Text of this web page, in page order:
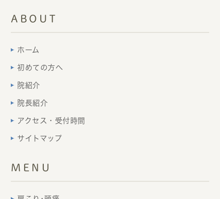
ABOUT
ホーム
初めての方へ
院紹介
院長紹介
アクセス・受付時間
サイトマップ
MENU